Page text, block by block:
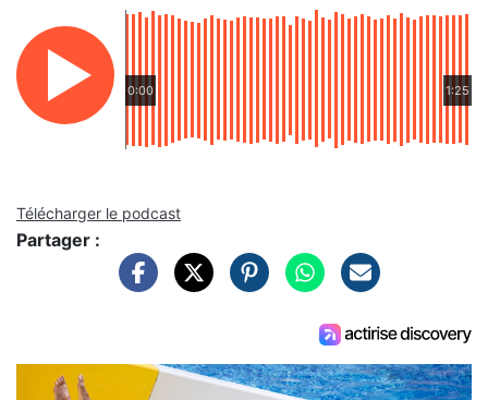
0:00 1:25
Télécharger le podcast
Partager :